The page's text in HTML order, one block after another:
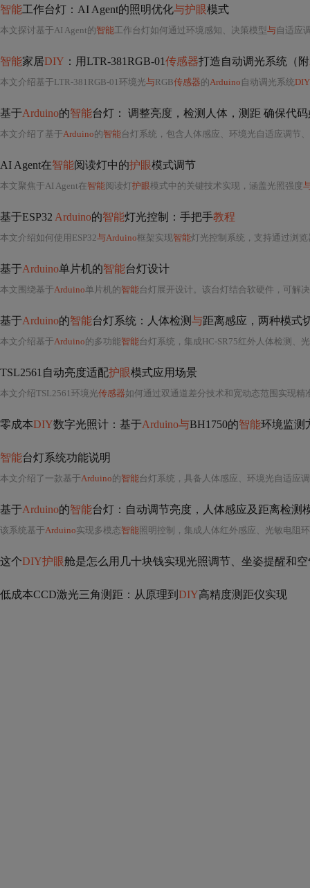
智能工作台灯：AI Agent的照明优化与护眼模式
本文探讨基于AI Agent的智能工作台灯如何通过环境感知、决策模型与自适应
智能家居DIY ：用LTR-381RGB-01传感器打造自动调光系统（附
本文介绍基于LTR-381RGB-01环境光与RGB传感器的Arduino 自动调光系统DIY
基于Arduino的智能台灯： 调整亮度，检测人体，测距 确保代码
本文介绍了基于Arduino的智能台灯系统，包含人体感应、环境光自适应调节
AI Agent在智能阅读灯中的护眼模式调节
本文聚焦于AI Agent在智能阅读灯护眼模式中的关键技术实现，涵盖光照强度
基于ESP32 Arduino的智能灯光控制：手把手教程
本文介绍如何使用ESP32与Arduino框架实现智能灯光控制系统，支持通过浏览器滑动调光。利用ESP32的WiFi功能和LEDC PWM控
基于Arduino单片机的智能台灯设计
本文围绕基于Arduino单片机的智能台灯展开设计。该台灯结合软硬件，可解
基于Arduino的智能台灯系统：人体检测与距离感应，两种模式切
本文介绍基于Arduino的多功能智能台灯系统，集成HC-SR75红外人体检测、
TSL2561自动亮度适配护眼模式应用场景
本文介绍TSL2561环境光传感器如何通过双通道差分技术和宽动态范围实现精准
零成本DIY数字光照计：基于Arduino与BH1750的智能环境监测
智能台灯系统功能说明
本文介绍了一款基于Arduino的智能台灯系统，具备人体感应、环境光自适应调节、手动调
基于Arduino的智能台灯：自动调节亮度，人体感应及距离检测
该系统基于Arduino实现多模态智能照明控制，集成人体红外感应、光敏电阻
这个DIY护眼舱是怎么用几十块钱实现光照调节、坐姿提醒和
低成本CCD激光三角测距：从原理到 DIY高精度测距仪实现